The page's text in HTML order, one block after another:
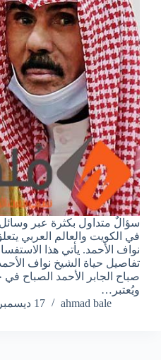
سؤالٌ متداول بكثرة عبر
في الكويت والعالم العربي
نواف الأحمد. يأتي هذا
تفاصيل حياة الشيخ نواف
صباح الجابر الأحمد الصباح
ويُعتبر…
ahmad bale
17 ديسمبر، 2023